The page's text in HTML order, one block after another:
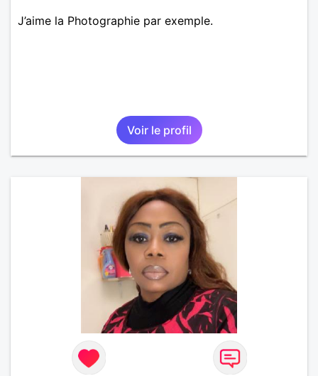
J’aime la Photographie par exemple.
Voir le profil